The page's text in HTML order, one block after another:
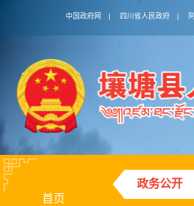
中国政府网 | 四川省人民政府 |
首页
政务公开